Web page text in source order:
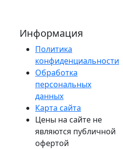
Информация
Политика
конфиденциальности
Обработка
персональных
данных
Карта сайта
Цены на сайте не
являются публичной
офертой